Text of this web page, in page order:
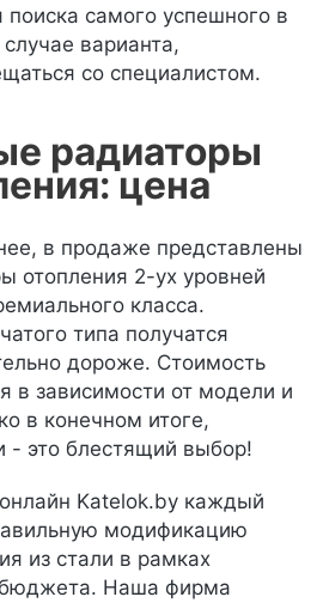
самого успешного в
варианта,
со специалистом.
радиаторы
цена
в продаже представлены
отопления 2-ух уровней
класса.
типа получатся
дороже. Стоимость
в зависимости от модели и
в конечном итоге,
- это блестящий выбор!
Katelok.by каждый
модификацию
из стали в рамках
бюджета. Наша фирма